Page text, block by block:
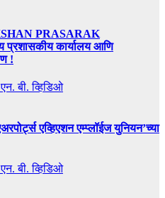
PRASARAK
कार्यालय आणि
!
बी. व्हिडिओ
एव्हिएशन एम्प्लॉईज युनियन’च्या
बी. व्हिडिओ